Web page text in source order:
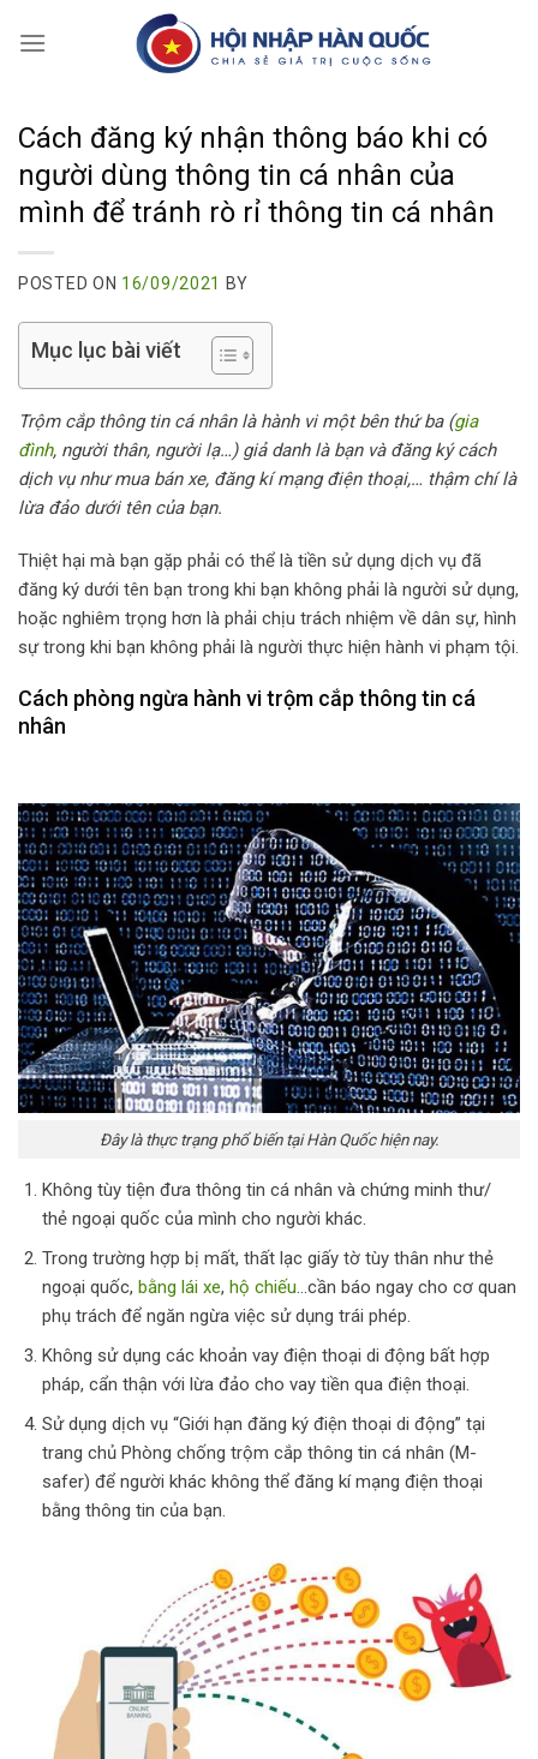
Cách đăng ký nhận thông báo khi có
người dùng thông tin cá nhân của
mình để tránh rò rỉ thông tin cá nhân
POSTED ON 16/09/2021 BY
Mục lục bài viết
Trộm cắp thông tin cá nhân là hành vi một bên thứ ba (gia
đình, người thân, người lạ…) giả danh là bạn và đăng ký cách
dịch vụ như mua bán xe, đăng kí mạng điện thoại,… thậm chí là
lừa đảo dưới tên của bạn.
Thiệt hại mà bạn gặp phải có thể là tiền sử dụng dịch vụ đã
đăng ký dưới tên bạn trong khi bạn không phải là người sử dụng,
hoặc nghiêm trọng hơn là phải chịu trách nhiệm về dân sự, hình
sự trong khi bạn không phải là người thực hiện hành vi phạm tội.
Cách phòng ngừa hành vi trộm cắp thông tin cá
nhân
Đây là thực trạng phổ biến tại Hàn Quốc hiện nay.
Không tùy tiện đưa thông tin cá nhân và chứng minh thư/
thẻ ngoại quốc của mình cho người khác.
Trong trường hợp bị mất, thất lạc giấy tờ tùy thân như thẻ
ngoại quốc, bằng lái xe, hộ chiếu …cần báo ngay cho cơ quan
phụ trách để ngăn ngừa việc sử dụng trái phép.
Không sử dụng các khoản vay điện thoại di động bất hợp
pháp, cẩn thận với lừa đảo cho vay tiền qua điện thoại.
Sử dụng dịch vụ “Giới hạn đăng ký điện thoại di động” tại
trang chủ Phòng chống trộm cắp thông tin cá nhân (M-
safer) để người khác không thể đăng kí mạng điện thoại
bằng thông tin của bạn.